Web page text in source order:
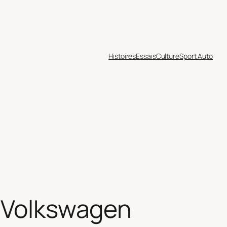
HistoiresEssaisCultureSport Auto